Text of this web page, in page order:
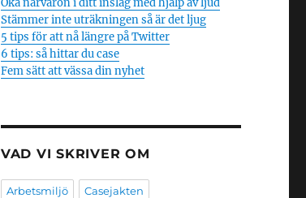
Öka närvaron i ditt inslag med hjälp av ljud
Stämmer inte uträkningen så är det ljug
5 tips för att nå längre på Twitter
6 tips: så hittar du case
Fem sätt att vässa din nyhet
VAD VI SKRIVER OM
Arbetsmiljö Casejakten